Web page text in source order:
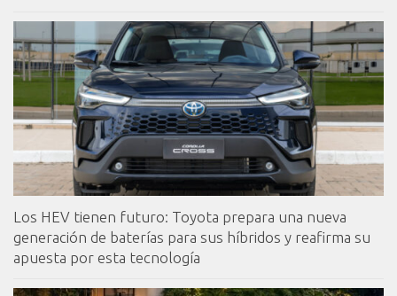
Los HEV tienen futuro: Toyota prepara una nueva
generación de baterías para sus híbridos y reafirma su
apuesta por esta tecnología